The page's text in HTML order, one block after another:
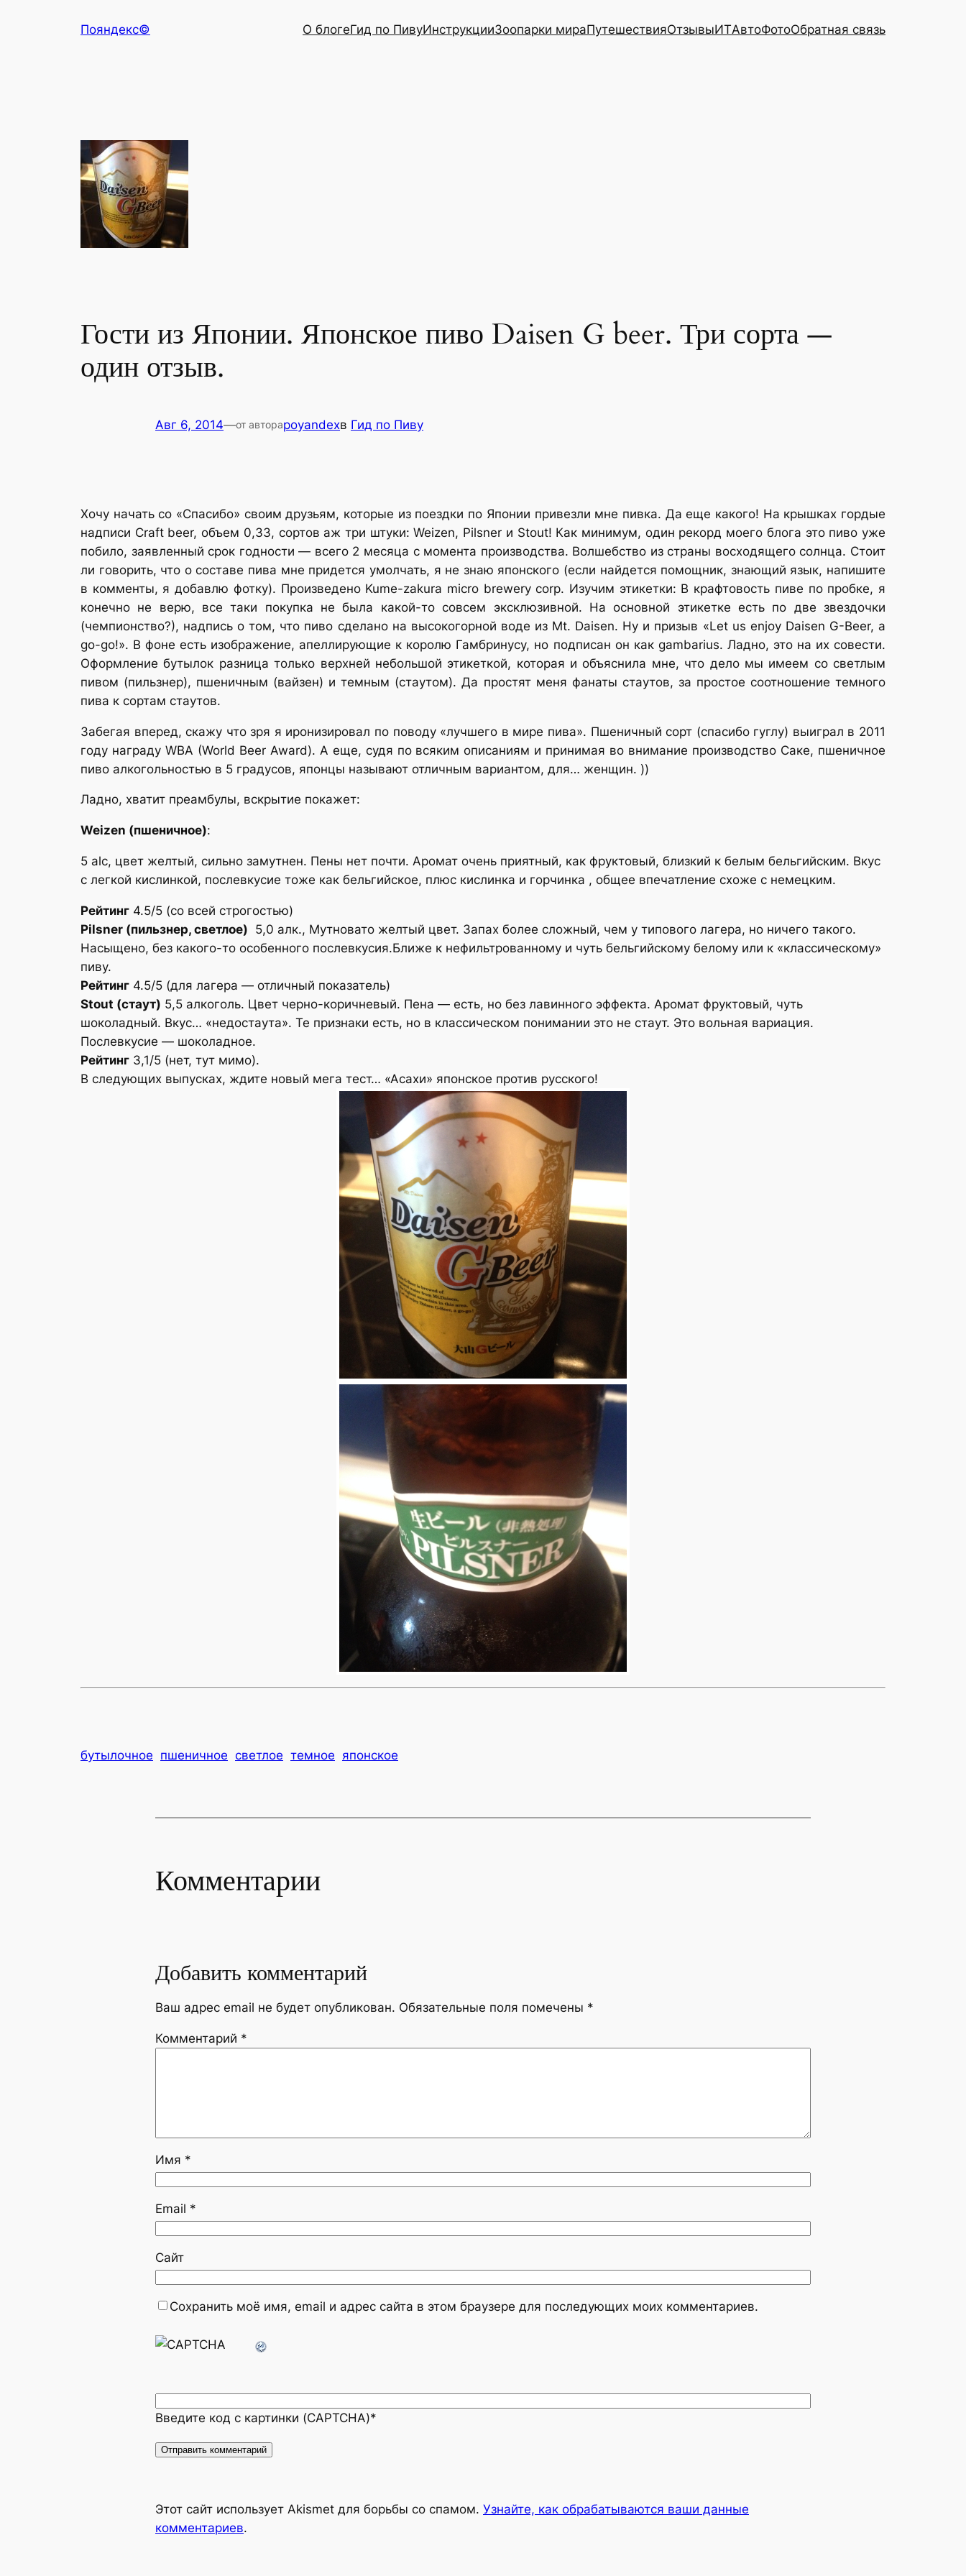
Пояндекс© О блогеГид по ПивуИнструкцииЗоопарки мираПутешествияОтзывыИТАвтоФотоОбратная связь
Гости из Японии. Японское пиво Daisen G beer. Три сорта —
один отзыв.
Авг 6, 2014—от автораpoyandexв Гид по Пиву
Хочу начать со «Спасибо» своим друзьям, которые из поездки по Японии привезли мне пивка. Да еще какого! На крышках гордые
надписи Craft beer, объем 0,33, сортов аж три штуки: Weizen, Pilsner и Stout! Как минимум, один рекорд моего блога это пиво уже
побило, заявленный срок годности — всего 2 месяца с момента производства. Волшебство из страны восходящего солнца. Стоит
ли говорить, что о составе пива мне придется умолчать, я не знаю японского (если найдется помощник, знающий язык, напишите
в комменты, я добавлю фотку). Произведено Kume-zakura micro brewery corp. Изучим этикетки: В крафтовость пиве по пробке, я
конечно не верю, все таки покупка не была какой-то совсем эксклюзивной. На основной этикетке есть по две звездочки
(чемпионство?), надпись о том, что пиво сделано на высокогорной воде из Mt. Daisen. Ну и призыв «Let us enjoy Daisen G-Beer, a
go-go!». В фоне есть изображение, апеллирующие к королю Гамбринусу, но подписан он как gambarius. Ладно, это на их совести.
Оформление бутылок разница только верхней небольшой этикеткой, которая и объяснила мне, что дело мы имеем со светлым
пивом (пильзнер), пшеничным (вайзен) и темным (стаутом). Да простят меня фанаты стаутов, за простое соотношение темного
пива к сортам стаутов.
Забегая вперед, скажу что зря я иронизировал по поводу «лучшего в мире пива». Пшеничный сорт (спасибо гуглу) выиграл в 2011
году награду WBA (World Beer Award). А еще, судя по всяким описаниям и принимая во внимание производство Саке, пшеничное
пиво алкогольностью в 5 градусов, японцы называют отличным вариантом, для… женщин. ))
Ладно, хватит преамбулы, вскрытие покажет:
Weizen (пшеничное):
5 alc, цвет желтый, сильно замутнен. Пены нет почти. Аромат очень приятный, как фруктовый, близкий к белым бельгийским. Вкус
с легкой кислинкой, послевкусие тоже как бельгийское, плюс кислинка и горчинка , общее впечатление схоже с немецким.
Рейтинг 4.5/5 (со всей строгостью)
Pilsner (пильзнер, светлое) 5,0 алк., Мутновато желтый цвет. Запах более сложный, чем у типового лагера, но ничего такого.
Насыщено, без какого-то особенного послевкусия.Ближе к нефильтрованному и чуть бельгийскому белому или к «классическому»
пиву.
Рейтинг 4.5/5 (для лагера — отличный показатель)
Stout (стаут) 5,5 алкоголь. Цвет черно-коричневый. Пена — есть, но без лавинного эффекта. Аромат фруктовый, чуть
шоколадный. Вкус… «недостаута». Те признаки есть, но в классическом понимании это не стаут. Это вольная вариация.
Послевкусие — шоколадное.
Рейтинг 3,1/5 (нет, тут мимо).
В следующих выпусках, ждите новый мега тест… «Асахи» японское против русского!
бутылочное пшеничное светлое темное японское
Комментарии
Добавить комментарий
Ваш адрес email не будет опубликован. Обязательные поля помечены *
Комментарий *
Имя *
Email *
Сайт
Сохранить моё имя, email и адрес сайта в этом браузере для последующих моих комментариев.
Введите код с картинки (CAPTCHA)*
Этот сайт использует Akismet для борьбы со спамом. Узнайте, как обрабатываются ваши данные
комментариев.